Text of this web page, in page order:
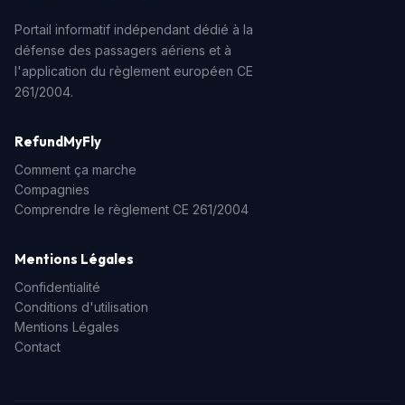
Portail informatif indépendant dédié à la
défense des passagers aériens et à
l'application du règlement européen CE
261/2004.
RefundMyFly
Comment ça marche
Compagnies
Comprendre le règlement CE 261/2004
Mentions Légales
Confidentialité
Conditions d'utilisation
Mentions Légales
Contact